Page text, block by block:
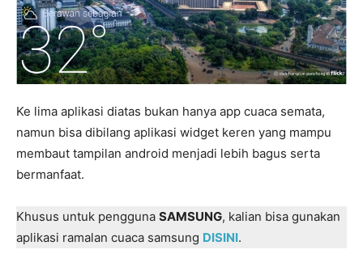
Ke lima aplikasi diatas bukan hanya app cuaca semata,
namun bisa dibilang aplikasi widget keren yang mampu
membaut tampilan android menjadi lebih bagus serta
bermanfaat.
Khusus untuk pengguna SAMSUNG, kalian bisa gunakan
aplikasi ramalan cuaca samsung DISINI.